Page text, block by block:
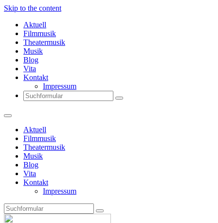
Skip to the content
Aktuell
Filmmusik
Theatermusik
Musik
Blog
Vita
Kontakt
Impressum
Search
Aktuell
Filmmusik
Theatermusik
Musik
Blog
Vita
Kontakt
Impressum
Search